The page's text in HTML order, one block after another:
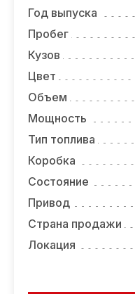
ВАКАНСИИ
О КОМПАНИИ
КОНТАКТЫ
Год выпуска
Пробег
Кузов
Цвет
Объем
Мощность
Тип топлива
Коробка
Состояние
Привод
Страна продажи
Локация